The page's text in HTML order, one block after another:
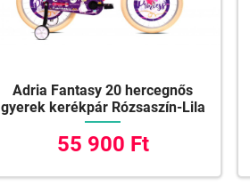
Adria Fantasy 20 hercegnős
gyerek kerékpár Rózsaszín-Lila
55 900 Ft